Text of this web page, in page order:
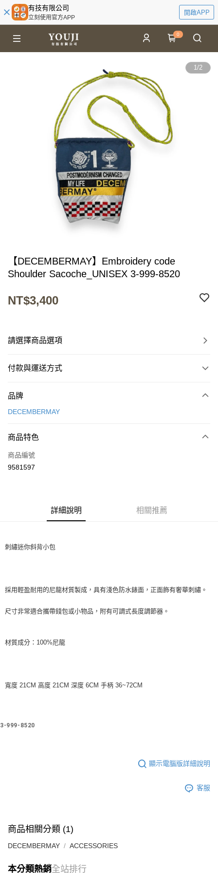
有技有限公司
立刻使用官方APP
開啟APP
0
1/2
【DECEMBERMAY】Embroidery code
Shoulder Sacoche_UNISEX 3-999-8520
NT$3,400
請選擇商品選項
付款與運送方式
信用卡一次付款
LINE Pay
Apple Pay
全家取貨付款
每筆NT$60
7-11取貨付款
付款後7-11取貨
每筆NT$60
品牌
DECEMBERMAY
商品特色
商品編號
9581597
詳細說明 相關推薦
刺繡迷你斜背小包
採用輕盈耐用的尼龍材質製成，具有淺色防水錶面，正面飾有奢華刺繡。
尺寸非常適合攜帶錢包或小物品，附有可調式長度調節器。
材質成分：100%尼龍
寬度 21CM 高度 21CM 深度 6CM 手柄 36~72CM
3-999-8520
顯示電腦版詳細說明
客服
商品相關分類 (1)
DECEMBERMAY ACCESSORIES
本分類熱銷全站排行